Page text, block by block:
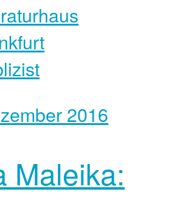
2016
Maleika: